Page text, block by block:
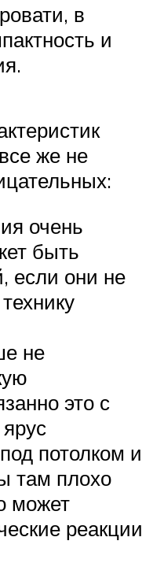
в
и
же не
очень
быть
если они не
не
это с
потолком и
там плохо
может
реакции